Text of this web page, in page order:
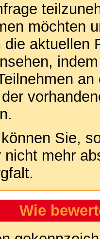
möchten
aktuellen
Sie,
nicht mehr
Wie